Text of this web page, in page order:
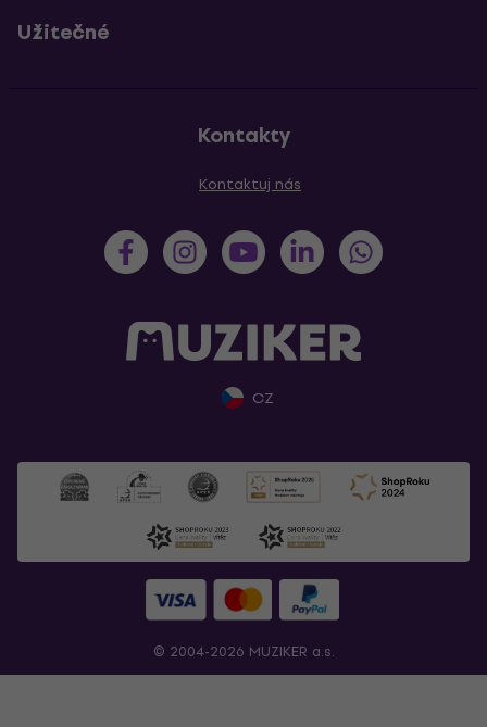
Užitečné
Kontakty
Kontaktuj nás
CZ
© 2004-2026 MUZIKER a.s.